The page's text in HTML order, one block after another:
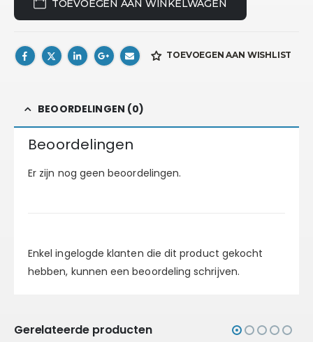
TOEVOEGEN AAN WINKELWAGEN
TOEVOEGEN AAN WISHLIST
BEOORDELINGEN (0)
Beoordelingen
Er zijn nog geen beoordelingen.
Enkel ingelogde klanten die dit product gekocht
hebben, kunnen een beoordeling schrijven.
Gerelateerde producten